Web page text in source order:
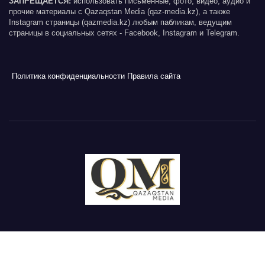
прочие материалы с Qazaqstan Media (qaz-media.kz), а также
Instagram страницы (qazmedia.kz) любым пабликам, ведущим
страницы в социальных сетях - Facebook, Instagram и Telegram.
Политика конфиденциальности Правила сайта